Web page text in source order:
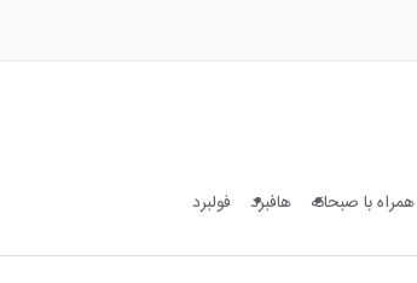
همراه با صبحانه هافبرد فولبرد